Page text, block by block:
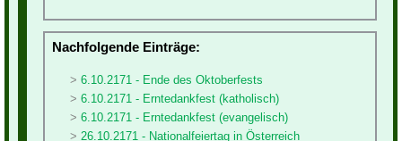
Nachfolgende Einträge:
6.10.2171 - Ende des Oktoberfests
6.10.2171 - Erntedankfest (katholisch)
6.10.2171 - Erntedankfest (evangelisch)
26.10.2171 - Nationalfeiertag in Österreich